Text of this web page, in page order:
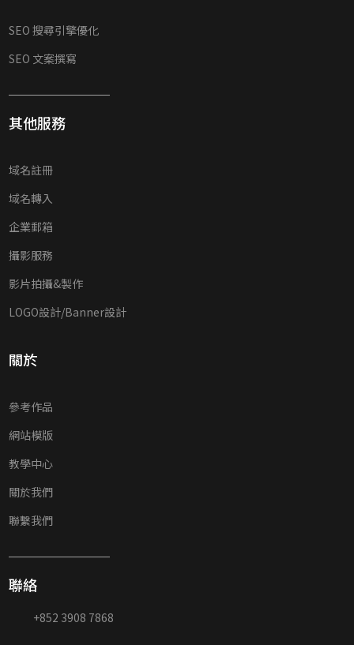
SEO 搜尋引擎優化
SEO 文案撰寫
其他服務
域名註冊
域名轉入
企業郵箱
攝影服務
影片拍攝&製作
LOGO設計/Banner設計
關於
參考作品
網站模版
教學中心
關於我們
聯繫我們
聯絡
+852 3908 7868